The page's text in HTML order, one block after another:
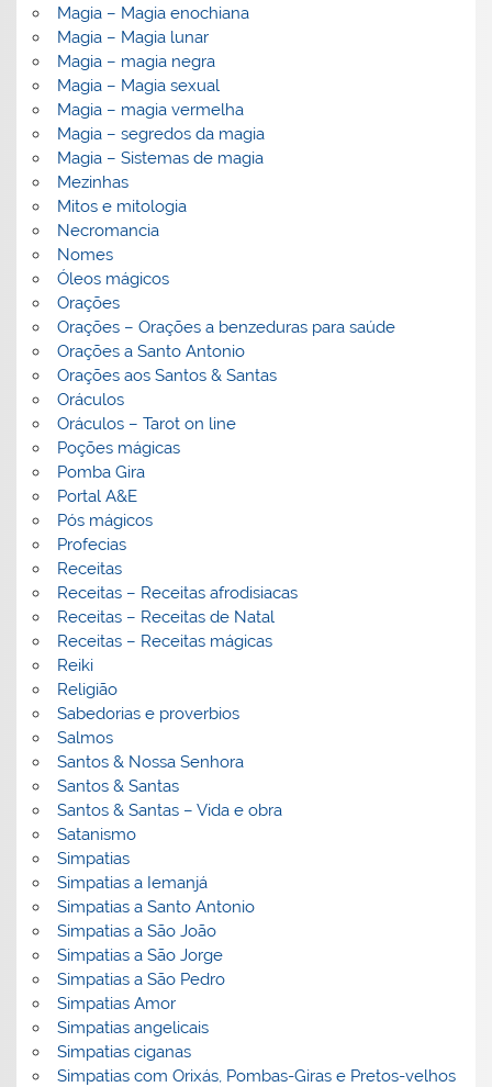
Magia – Magia enochiana
Magia – Magia lunar
Magia – magia negra
Magia – Magia sexual
Magia – magia vermelha
Magia – segredos da magia
Magia – Sistemas de magia
Mezinhas
Mitos e mitologia
Necromancia
Nomes
Óleos mágicos
Orações
Orações – Orações a benzeduras para saúde
Orações a Santo Antonio
Orações aos Santos & Santas
Oráculos
Oráculos – Tarot on line
Poções mágicas
Pomba Gira
Portal A&E
Pós mágicos
Profecias
Receitas
Receitas – Receitas afrodisiacas
Receitas – Receitas de Natal
Receitas – Receitas mágicas
Reiki
Religião
Sabedorias e proverbios
Salmos
Santos & Nossa Senhora
Santos & Santas
Santos & Santas – Vida e obra
Satanismo
Simpatias
Simpatias a Iemanjá
Simpatias a Santo Antonio
Simpatias a São João
Simpatias a São Jorge
Simpatias a São Pedro
Simpatias Amor
Simpatias angelicais
Simpatias ciganas
Simpatias com Orixás, Pombas-Giras e Pretos-velhos